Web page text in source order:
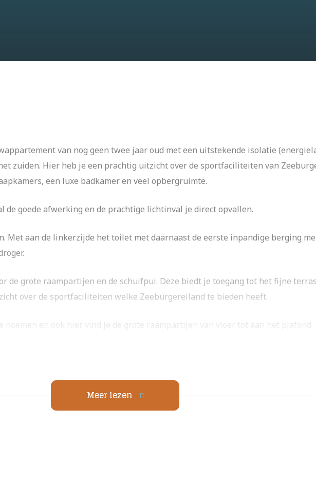
van nog geen twee jaar oud met een uitstekende isolatie
zuiden. Hier heb je een prachtig uitzicht over de sportfaciliteiten van
een luxe badkamer en veel opbergruimte.
goede afwerking en de prachtige lichtinval je direct opvallen.
Met aan de linkerzijde het toilet met daarnaast de eerste inpandige berging
de grote raampartijen en de schuifpui. Deze biedt je toegang tot het fijne
over de sportfaciliteiten welke Zeeburgereiland te bieden heeft.
en ook hier vind je de grote raampartijen van vloer tot aan het plafond.
inpandige berging voor de wasmachine, heb je een tweede inpandige berging
in de onderbouw van het pand.
en op loopafstand tram 26 die je binnen korte tijd naar Centraal Station
Meer lezen